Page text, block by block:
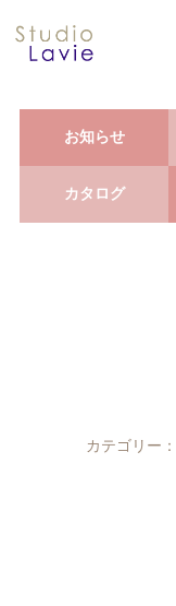
お知らせ
カタログ
カテゴリー：